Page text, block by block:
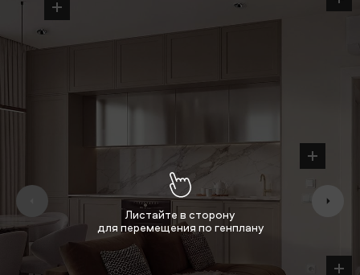
Листайте в сторону
для перемещения по генплану